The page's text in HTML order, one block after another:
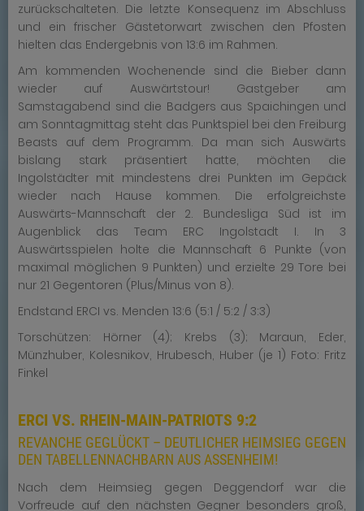
zurückschalteten. Die letzte Konsequenz im Abschluss
und ein frischer Gästetorwart zwischen den Pfosten
hielten das Endergebnis von 13:6 im Rahmen.
Am kommenden Wochenende sind die Bieber dann
wieder auf Auswärtstour! Gastgeber am
Samstagabend sind die Badgers aus Spaichingen und
am Sonntagmittag steht das Punktspiel bei den Freiburg
Beasts auf dem Programm. Da man sich Auswärts
bislang stark präsentiert hatte, möchten die
Ingolstädter mit mindestens drei Punkten im Gepäck
wieder nach Hause kommen. Die erfolgreichste
Auswärts-Mannschaft der 2. Bundesliga Süd ist im
Augenblick das Team ERC Ingolstadt I. In 3
Auswärtsspielen holte die Mannschaft 6 Punkte (von
maximal möglichen 9 Punkten) und erzielte 29 Tore bei
nur 21 Gegentoren (Plus/Minus von 8).
Endstand ERCI vs. Menden 13:6 (5:1 / 5:2 / 3:3)
Torschützen: Hörner (4); Krebs (3); Maraun, Eder,
Münzhuber, Kolesnikov, Hrubesch, Huber (je 1) Foto: Fritz
Finkel
ERCI VS. RHEIN-MAIN-PATRIOTS 9:2
REVANCHE GEGLÜCKT – DEUTLICHER HEIMSIEG GEGEN
DEN TABELLENNACHBARN AUS ASSENHEIM!
Nach dem Heimsieg gegen Deggendorf war die
Vorfreude auf den nächsten Gegner besonders groß,